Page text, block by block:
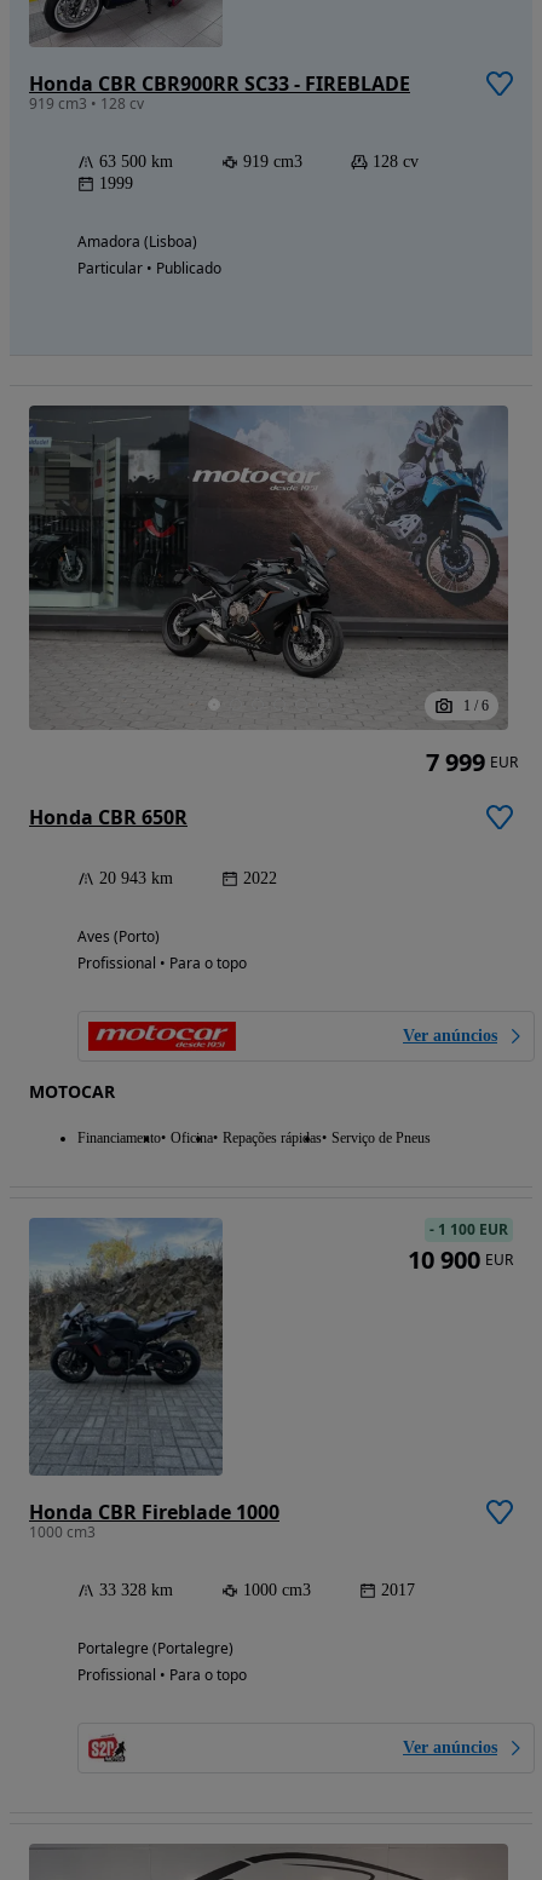
Honda CBR CBR900RR SC33 - FIREBLADE
919 cm3 • 128 cv
63 500 km 919 cm3
128 cv
1999
Amadora (Lisboa)
Particular • Publicado
1 / 6
Honda CBR 650R
20 943 km 2022
Aves (Porto)
Profissional • Para o topo
Ver anúncios
MOTOCAR
Financiamento Oficina Repações rápidas Serviço de Pneus
7 999 EUR
Honda CBR Fireblade 1000
1000 cm3
33 328 km 1000 cm3 2017
Portalegre (Portalegre)
Profissional • Para o topo
Ver anúncios
- 1 100 EUR
10 900 EUR